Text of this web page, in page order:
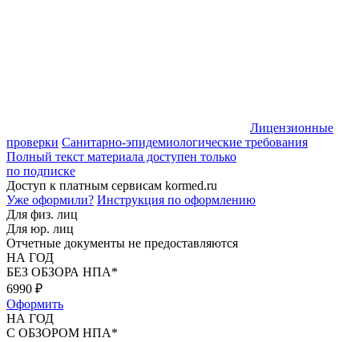
Лицензионные
проверки Санитарно-эпидемиологические требования
Полный текст материала доступен только
по подписке
Доступ к платным сервисам kormed.ru
Уже оформили? Инструкция по оформлению
Для физ. лиц
Для юр. лиц
Отчетные документы не предоставляются
НА ГОД
БЕЗ ОБЗОРА НПА*
6990 ₽
Оформить
НА ГОД
С ОБЗОРОМ НПА*